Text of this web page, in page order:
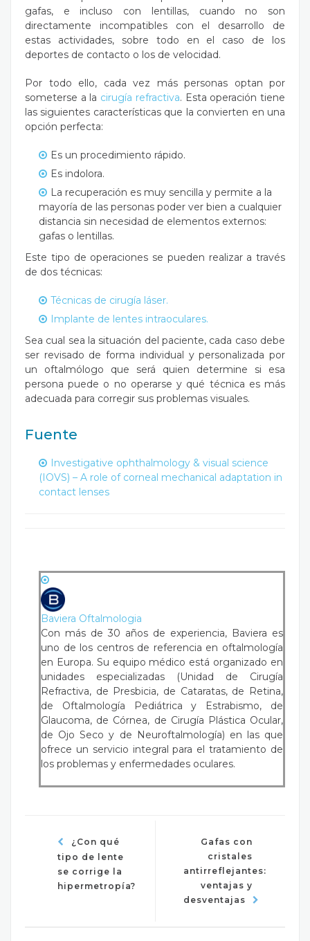
gafas, e incluso con lentillas, cuando no son
directamente incompatibles con el desarrollo de
estas actividades, sobre todo en el caso de los
deportes de contacto o los de velocidad.
Por todo ello, cada vez más personas optan por
someterse a la cirugía refractiva. Esta operación tiene
las siguientes características que la convierten en una
opción perfecta:
Es un procedimiento rápido.
Es indolora.
La recuperación es muy sencilla y permite a la
mayoría de las personas poder ver bien a cualquier
distancia sin necesidad de elementos externos:
gafas o lentillas.
Este tipo de operaciones se pueden realizar a través
de dos técnicas:
Técnicas de cirugía láser.
Implante de lentes intraoculares.
Sea cual sea la situación del paciente, cada caso debe
ser revisado de forma individual y personalizada por
un oftalmólogo que será quien determine si esa
persona puede o no operarse y qué técnica es más
adecuada para corregir sus problemas visuales.
Fuente
Investigative ophthalmology & visual science
(IOVS) – A role of corneal mechanical adaptation in
contact lenses
Baviera Oftalmologia
Con más de 30 años de experiencia, Baviera es
uno de los centros de referencia en oftalmología
en Europa. Su equipo médico está organizado en
unidades especializadas (Unidad de Cirugía
Refractiva, de Presbicia, de Cataratas, de Retina,
de Oftalmología Pediátrica y Estrabismo, de
Glaucoma, de Córnea, de Cirugía Plástica Ocular,
de Ojo Seco y de Neuroftalmología) en las que
ofrece un servicio integral para el tratamiento de
los problemas y enfermedades oculares.
¿Con qué
tipo de lente
se corrige la
hipermetropía?
Gafas con
cristales
antirreflejantes:
ventajas y
desventajas